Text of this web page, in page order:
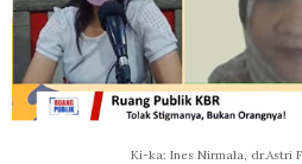
Ki-ka: Ines Nirmala, dr.Astri